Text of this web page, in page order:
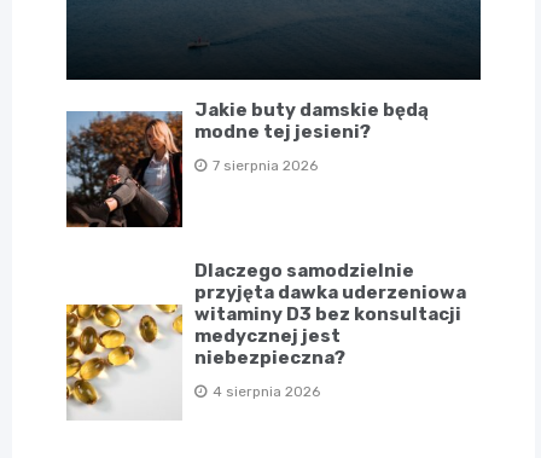
Jakie buty damskie będą
modne tej jesieni?
7 sierpnia 2026
Dlaczego samodzielnie
przyjęta dawka uderzeniowa
witaminy D3 bez konsultacji
medycznej jest
niebezpieczna?
4 sierpnia 2026